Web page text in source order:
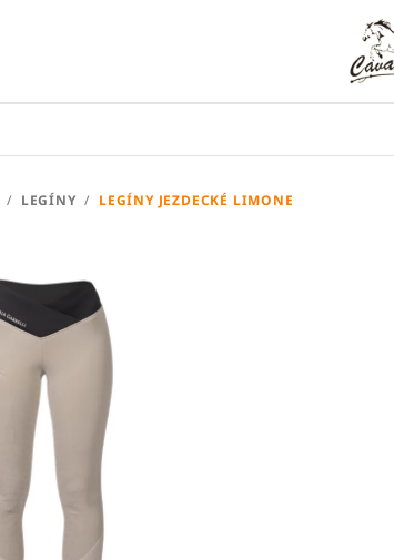
/ LEGÍNY / LEGÍNY JEZDECKÉ LIMONE